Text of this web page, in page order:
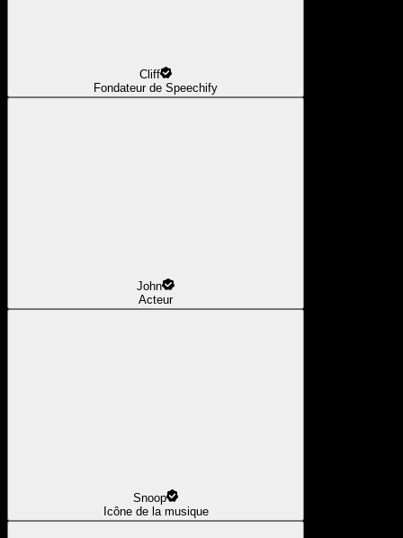
Cliff
Fondateur de Speechify
John
Acteur
Snoop
Icône de la musique